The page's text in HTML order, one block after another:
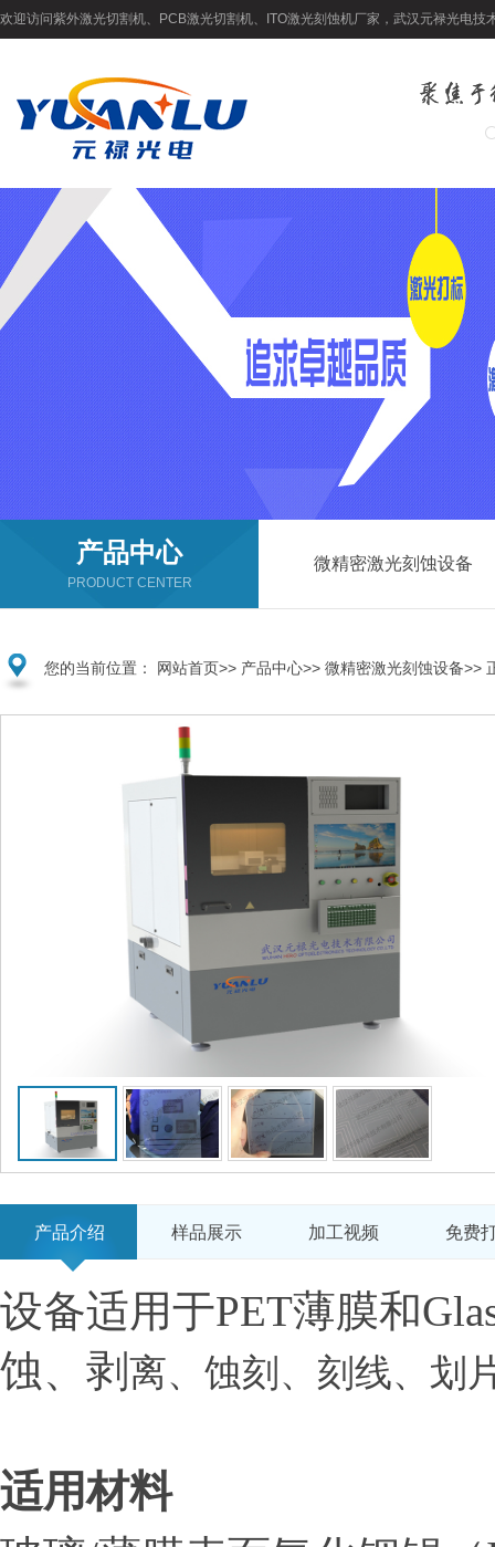
欢迎访问紫外激光切割机、PCB激光切割机、ITO激光刻蚀机厂家，武汉元禄光电技
产品中心
PRODUCT CENTER
微精密激光刻蚀设备
您的当前位置： 网站首页>> 产品中心>> 微精密激光刻蚀设备>>
产品介绍 样品展示 加工视频 免费
设备适用于PET薄膜和
蚀、剥 离、蚀刻、刻线、划
适用材料